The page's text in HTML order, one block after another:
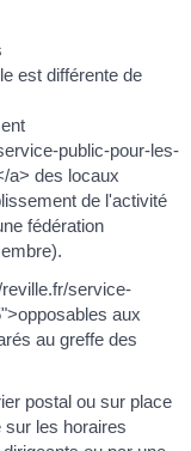
est différente de
public-pour-les-
a> des locaux
de l'activité
fédération
service-
aux
au greffe des
postal ou sur place
sur les horaires